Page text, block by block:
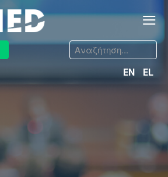
≡
Αναζήτηση...
EN EL